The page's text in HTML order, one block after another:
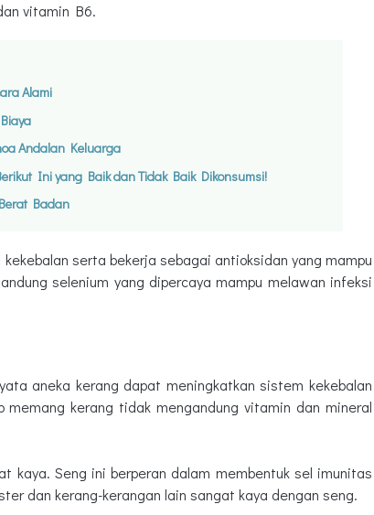
vitamin B6.
Alami
Andalan Keluarga
Ini yang Baik dan Tidak Baik Dikonsumsi!
Badan
serta bekerja sebagai antioksidan yang mampu
selenium yang dipercaya mampu melawan infeksi
aneka kerang dapat meningkatkan sistem kekebalan
kerang tidak mengandung vitamin dan mineral
kaya. Seng ini berperan dalam membentuk sel imunitas
dan kerang-kerangan lain sangat kaya dengan seng.